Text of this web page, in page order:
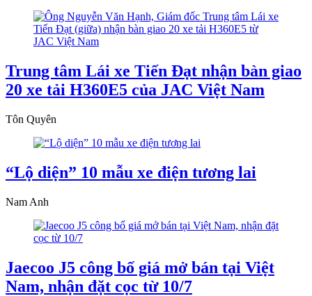
Trung tâm Lái xe Tiến Đạt nhận bàn giao
20 xe tải H360E5 của JAC Việt Nam
Tôn Quyên
“Lộ diện” 10 mẫu xe điện tương lai
Nam Anh
Jaecoo J5 công bố giá mở bán tại Việt
Nam, nhận đặt cọc từ 10/7